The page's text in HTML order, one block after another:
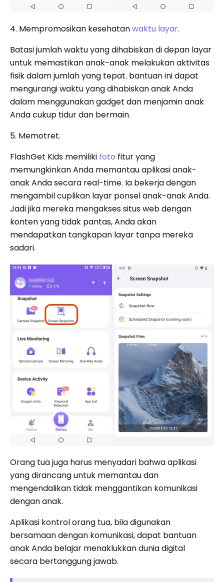
4. Mempromosikan kesehatanwaktu layar.
Batasi jumlah waktu yang dihabiskan di depan layar
untuk memastikan anak-anak melakukan aktivitas
fisik dalam jumlah yang tepat. bantuan ini dapat
mengurangi waktu yang dihabiskan anak Anda
dalam menggunakan gadget dan menjamin anak
Anda cukup tidur dan bermain.
5. Memotret.
FlashGet Kids memiliki foto fitur yang
memungkinkan Anda memantau aplikasi anak-
anak Anda secara real-time. Ia bekerja dengan
mengambil cuplikan layar ponsel anak-anak Anda.
Jadi jika mereka mengakses situs web dengan
konten yang tidak pantas, Anda akan
mendapatkan tangkapan layar tanpa mereka
sadari.
Orang tua juga harus menyadari bahwa aplikasi
yang dirancang untuk memantau dan
mengendalikan tidak menggantikan komunikasi
dengan anak.
Aplikasi kontrol orang tua, bila digunakan
bersamaan dengan komunikasi, dapat bantuan
anak Anda belajar menaklukkan dunia digital
secara bertanggung jawab.